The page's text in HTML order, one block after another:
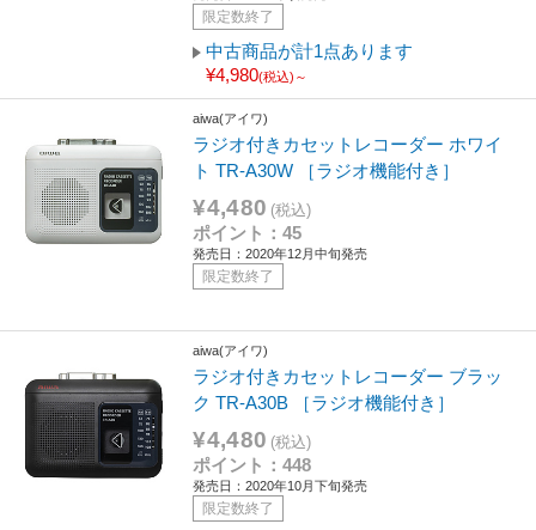
限定数終了
中古商品が計1点あります
¥4,980(税込)～
aiwa(アイワ)
ラジオ付きカセットレコーダー ホワイ
ト TR-A30W ［ラジオ機能付き］
¥4,480 (税込)
ポイント：45
発売日：2020年12月中旬発売
限定数終了
aiwa(アイワ)
ラジオ付きカセットレコーダー ブラッ
ク TR-A30B ［ラジオ機能付き］
¥4,480 (税込)
ポイント：448
発売日：2020年10月下旬発売
限定数終了